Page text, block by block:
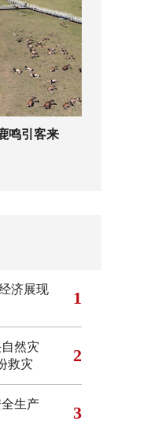
鸣引客来
济展现
1
然灾
救灾
2
生产
3